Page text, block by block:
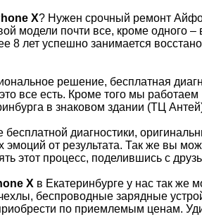
X? Нужен срочный ремонт
модели почти все, кроме одного
8 лет успешно занимается
решение, бесплатная
все есть. Кроме того мы
в знаковом здании (TЦ
диагностики,
от результата. Так же вы
этот процесс, поделившись с
X в Екатеринбурге у нас так же
беспроводные зарядные
по приемлемым ценам.